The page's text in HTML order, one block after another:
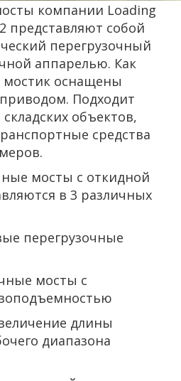
компании Loading
представляют собой
перегрузочный
аппарелью. Как
мостик оснащены
Подходит
объектов,
средства
мосты с откидной
в 3 различных
перегрузочные
мосты с
длины
диапазона